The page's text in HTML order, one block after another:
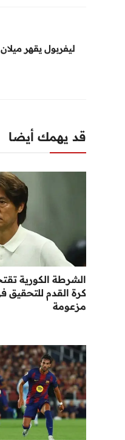
ليفربول يقهر
قد يهمك أيضا
الشرطة الكورية
كرة القدم للتحقيق
مزعومة